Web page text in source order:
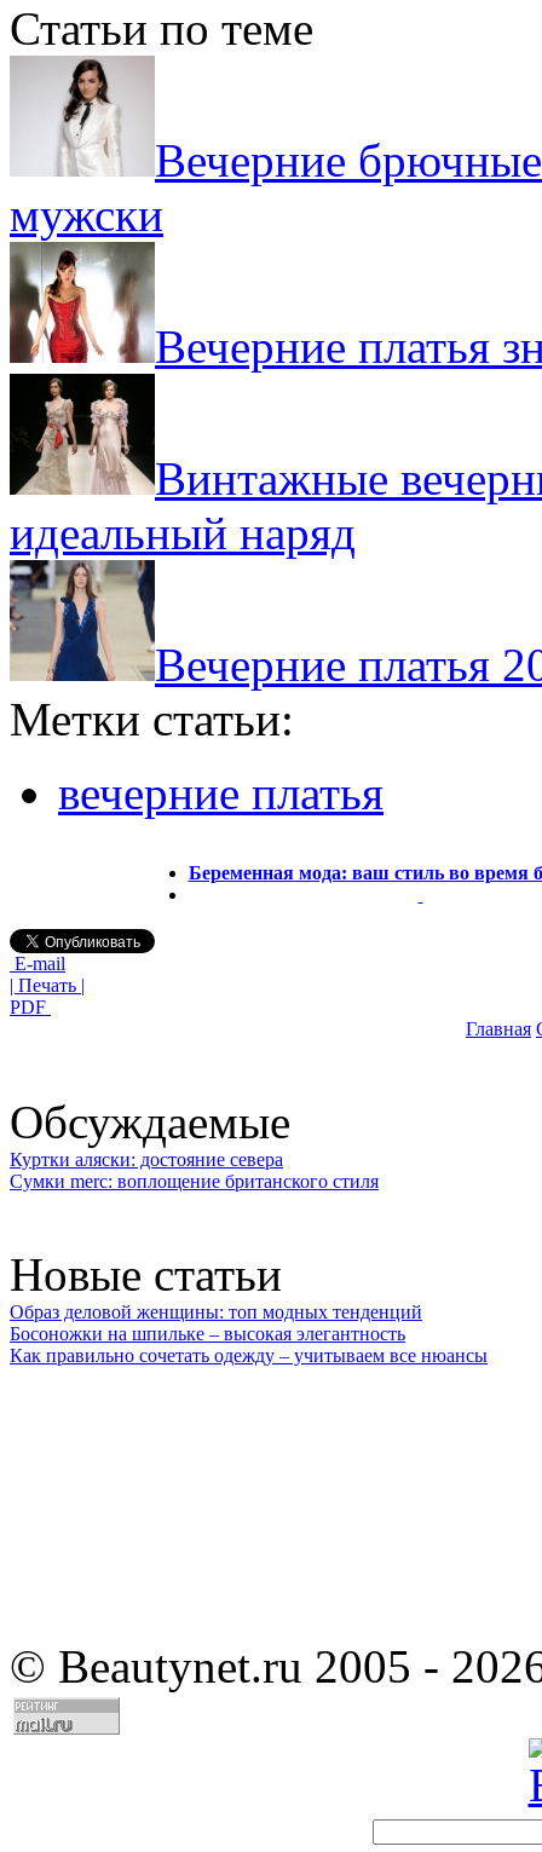
Статьи по теме
Вечерние
мужски
Вечерние платья
Винтажные
идеальный наряд
Вечерние платья
Метки статьи:
вечерние платья
Беременная мода: ваш стиль во время
E-mail
| Печать |
PDF
Главная
Обсуждаемые
Куртки аляски: достояние севера
Сумки merc: воплощение британского стиля
Новые статьи
Образ деловой женщины: топ модных тенденций
Босоножки на шпильке – высокая элегантность
Как правильно сочетать одежду – учитываем все нюансы
© Beautynet.ru 2005 -